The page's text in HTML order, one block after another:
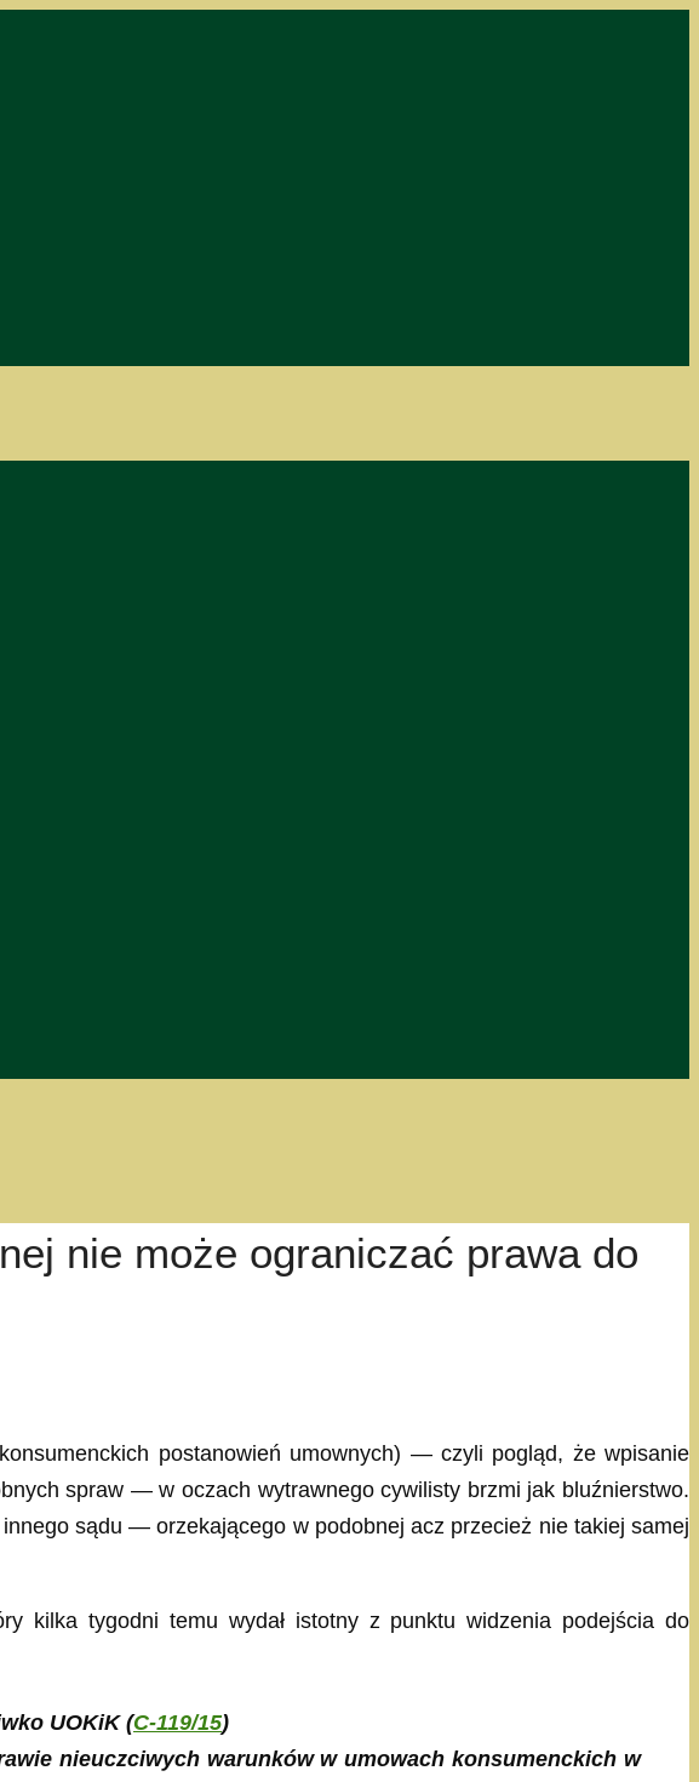
nie może ograniczać prawa do
postanowień umownych) — czyli pogląd, że wpisanie
spraw — w oczach wytrawnego cywilisty brzmi jak bluźnierstwo.
sądu — orzekającego w podobnej acz przecież nie takiej samej
kilka tygodni temu wydał istotny z punktu widzenia podejścia do
UOKiK (C‑119/15)
nieuczciwych warunków w umowach konsumenckich w